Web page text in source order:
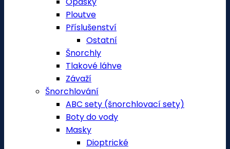
Ploutve
Příslušenství
Ostatní
Šnorchly
Tlakové láhve
Závaží
Šnorchlování
ABC sety (šnorchlovací sety)
Boty do vody
Masky
Dioptrické